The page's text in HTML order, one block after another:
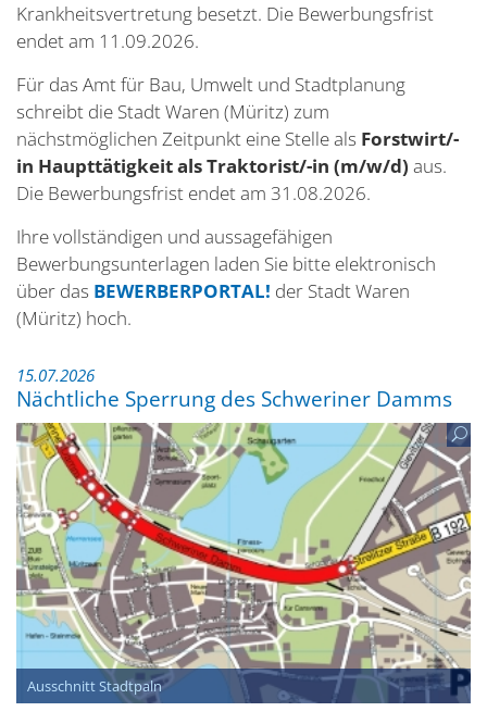
Krankheitsvertretung besetzt. Die Bewerbungsfrist
endet am 11.09.2026.
Für das Amt für Bau, Umwelt und Stadtplanung
schreibt die Stadt Waren (Müritz) zum
nächstmöglichen Zeitpunkt eine Stelle als Forstwirt/-
in Haupttätigkeit als Traktorist/-in (m/w/d) aus.
Die Bewerbungsfrist endet am 31.08.2026.
Ihre vollständigen und aussagefähigen
Bewerbungsunterlagen laden Sie bitte elektronisch
über das BEWERBERPORTAL! der Stadt Waren
(Müritz) hoch.
15.07.2026
Nächtliche Sperrung des Schweriner Damms
Ausschnitt Stadtpaln